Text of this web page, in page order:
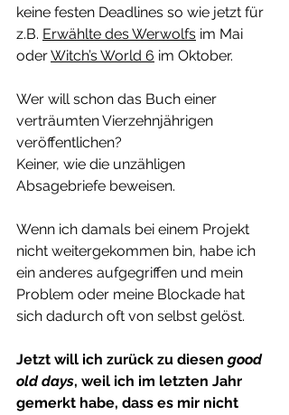
keine festen Deadlines so wie jetzt für
z.B. Erwählte des Werwolfs im Mai
oder Witch’s World 6 im Oktober.
Wer will schon das Buch einer
verträumten Vierzehnjährigen
veröffentlichen?
Keiner, wie die unzähligen
Absagebriefe beweisen.
Wenn ich damals bei einem Projekt
nicht weitergekommen bin, habe ich
ein anderes aufgegriffen und mein
Problem oder meine Blockade hat
sich dadurch oft von selbst gelöst.
Jetzt will ich zurück zu diesen good
old days, weil ich im letzten Jahr
gemerkt habe, dass es mir nicht